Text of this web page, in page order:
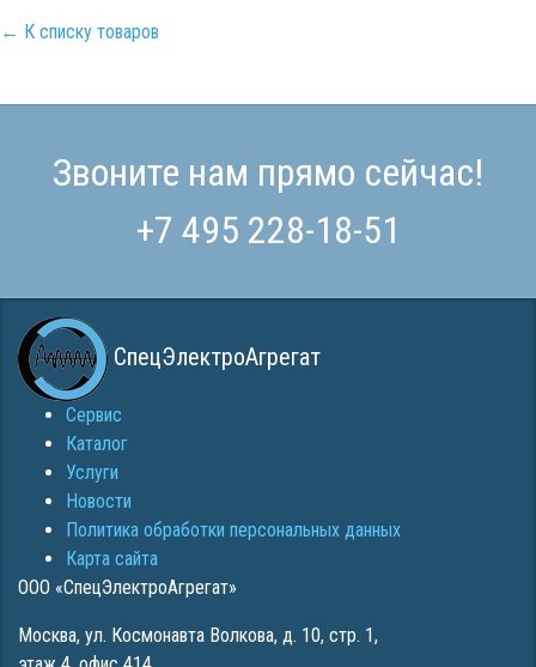
← К списку товаров
Звоните нам прямо сейчас!
+7 495 228-18-51
СпецЭлектроАгрегат
Сервис
Каталог
Услуги
Новости
Политика обработки персональных данных
Карта сайта
ООО «СпецЭлектроАгрегат»
Москва, ул. Космонавта Волкова, д. 10, стр. 1,